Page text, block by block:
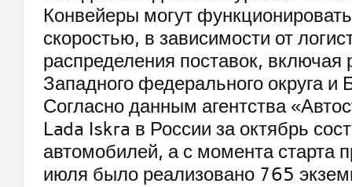
Конвейеры могут
скоростью, в зависимости от
распределения поставок,
Западного федерального округа и
Согласно данным агентства
Lada Iskra в России за октябрь
автомобилей, а с момента старта
июля было реализовано 765